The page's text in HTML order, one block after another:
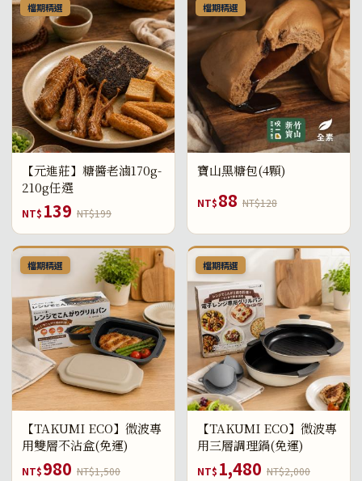
檔期精選
【元進莊】糖醬老滷170g-
210g任選
NT$ 139 NT$199
檔期精選
寶山黑糖包(4顆)
NT$88 NT$128
檔期精選
【TAKUMI ECO】微波專
用雙層不沾盒(免運)
NT$980 NT$1,500
檔期精選
【TAKUMI ECO】微波專
用三層調理鍋(免運)
NT$ 1,480 NT$2,000